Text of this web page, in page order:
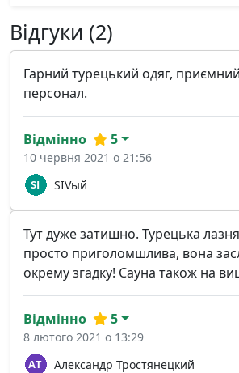
Відгуки (2)
Гарний турецький одяг,
персонал.
SIVый
Відмінно 5
10 червня 2021 о 21:56
Тут дуже затишно. Турецька
просто приголомшлива, вона
окрему згадку! Сауна також на
Александр Тростянецкий
Відмінно 5
8 лютого 2021 о 13:29